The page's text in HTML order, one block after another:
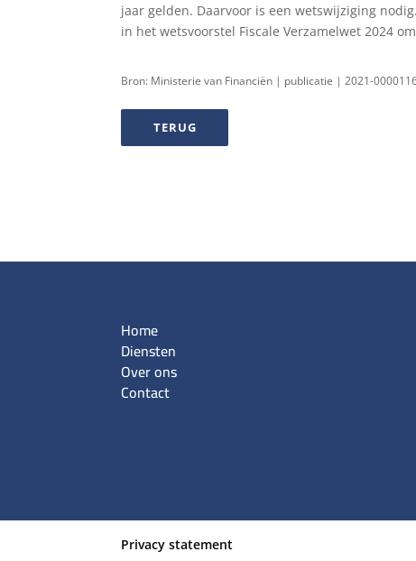
jaar gelden. Daarvoor is een wetswijziging
in het wetsvoorstel Fiscale Verzamelwet 2024
Bron: Ministerie van Financiën | publicatie | 2021-
TERUG
Home
Diensten
Over ons
Contact
Privacy statement